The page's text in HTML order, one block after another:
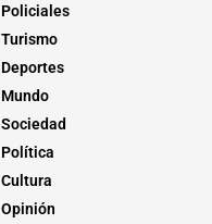
Policiales
Turismo
Deportes
Mundo
Sociedad
Política
Cultura
Opinión